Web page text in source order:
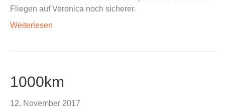
Fliegen auf Veronica noch sicherer.
Weiterlesen
1000km
12. November 2017